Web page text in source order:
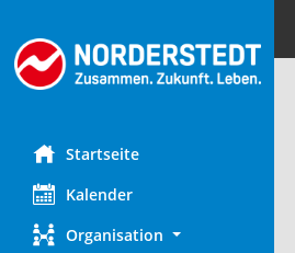
Startseite
Kalender
Organisation